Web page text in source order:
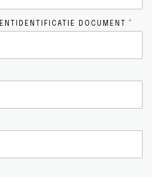
DOCUMENT